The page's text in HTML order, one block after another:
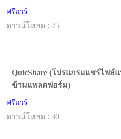
ฟรีแวร์
ดาวน์โหลด : 25
QuicShare (โปรแกรมแชร์ไฟล์แ
ข้ามแพลตฟอร์ม)
ฟรีแวร์
ดาวน์โหลด : 30